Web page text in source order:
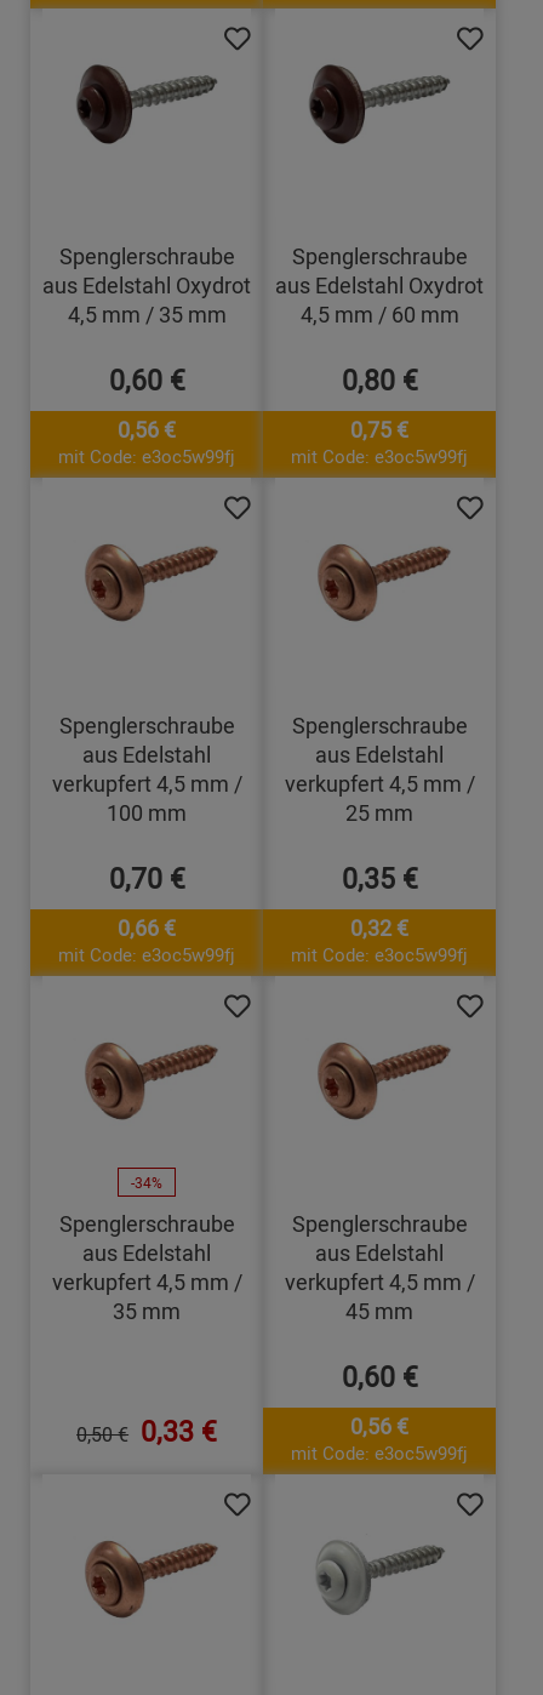
Spenglerschraube
aus Edelstahl Oxydrot
4,5 mm / 35 mm
0,60 €
0,56 €
mit Code: e3oc5w99fj
Spenglerschraube
aus Edelstahl Oxydrot
4,5 mm / 60 mm
0,80 €
0,75 €
mit Code: e3oc5w99fj
Spenglerschraube
aus Edelstahl
verkupfert 4,5 mm /
100 mm
0,70 €
0,66 €
mit Code: e3oc5w99fj
Spenglerschraube
aus Edelstahl
verkupfert 4,5 mm /
25 mm
0,35 €
0,32 €
mit Code: e3oc5w99fj
-34%
Spenglerschraube
aus Edelstahl
verkupfert 4,5 mm /
35 mm
0,50 € 0,33 €
Spenglerschraube
aus Edelstahl
verkupfert 4,5 mm /
45 mm
0,60 €
0,56 €
mit Code: e3oc5w99fj